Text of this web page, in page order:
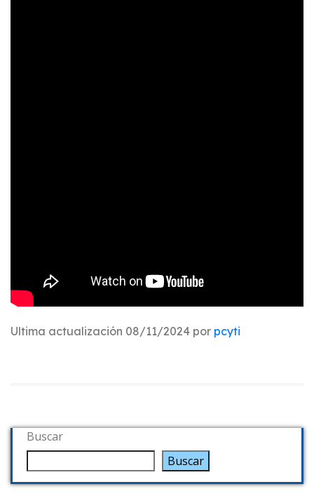
Ultima actualización 08/11/2024 por pcyti
Buscar
Buscar